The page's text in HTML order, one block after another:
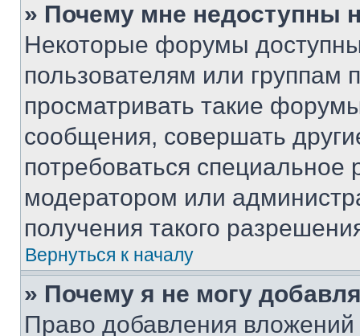
» Почему мне недоступны
Некоторые форумы
пользователям или группам
просматривать такие
сообщения, совершать
потребоваться
модератором или
получения такого
Вернуться к началу
» Почему я не могу
Право добавления